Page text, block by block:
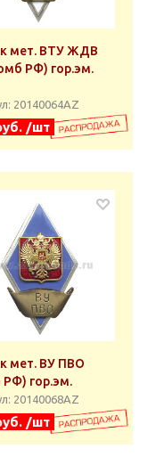
мет. ВТУ ЖДВ
РФ) гор.эм.
20140064АZ
/шт
мет. ВУ ПВО
РФ) гор.эм.
20140068АZ
/шт